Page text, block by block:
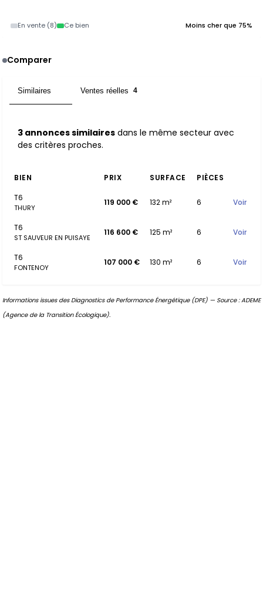
En vente (8) Ce bien Moins cher que 75%
Comparer
Similaires Ventes réelles 4
3 annonces similaires dans le même secteur avec
des critères proches.
BIEN PRIX SURFACE
PIÈCES
T6
THURY
119 000 € 132 m² 6 Voir
T6
ST SAUVEUR EN PUISAYE
116 600 € 125 m² 6 Voir
T6
FONTENOY
107 000 € 130 m² 6 Voir
Informations issues des Diagnostics de Performance Énergétique (DPE) — Source : ADEME
(Agence de la Transition Écologique).